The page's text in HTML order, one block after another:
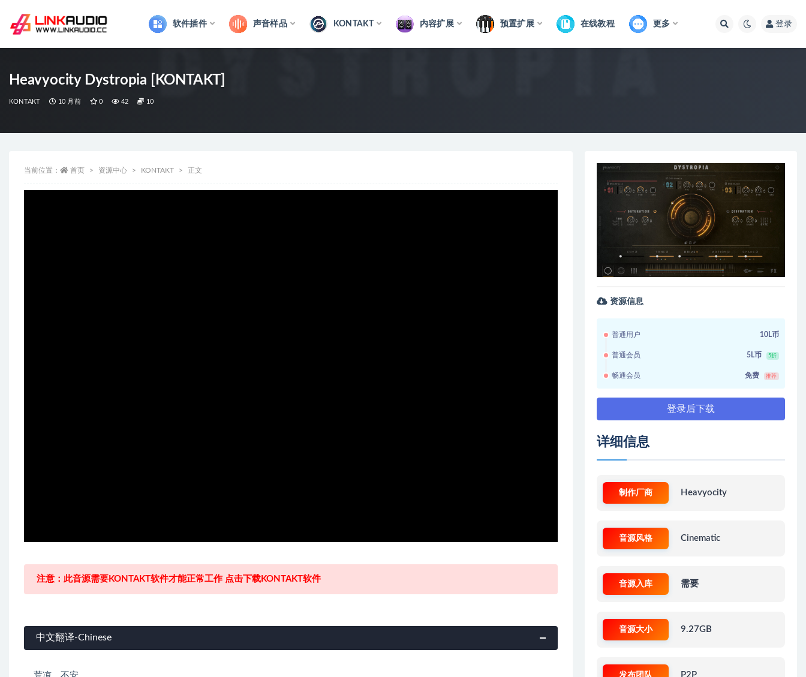
软件插件 声音样品 KONTAKT 内容扩展 预置扩展 在线教程 更多 登录
Heavyocity Dystropia [KONTAKT]
KONTAKT 10 月前 0 42 10
当前位置： 首页 资源中心 KONTAKT 正文
注意：此音源需要KONTAKT软件才能正常工作 点击下载KONTAKT软件
中文翻译-Chinese
资源信息
普通用户 10L币
普通会员 5L币 5折
畅通会员 免费 推荐
登录后下载
详细信息
制作厂商 Heavyocity
音源风格 Cinematic
音源入库 需要
音源大小 9.27GB
发布团队 P2P
全部